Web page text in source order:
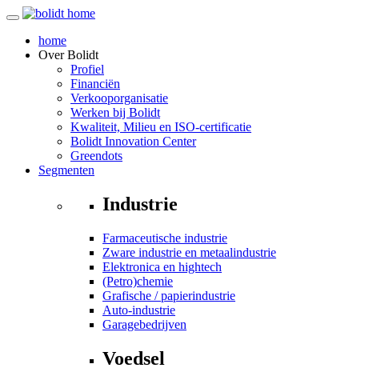
home
OverBolidt
Profiel
Financiën
Verkooporganisatie
Werken bij Bolidt
Kwaliteit, Milieu en ISO-certificatie
Bolidt Innovation Center
Greendots
Segmenten
Industrie
Farmaceutische industrie
Zware industrie en metaalindustrie
Elektronica en hightech
(Petro)chemie
Grafische / papierindustrie
Auto-industrie
Garagebedrijven
Voedsel